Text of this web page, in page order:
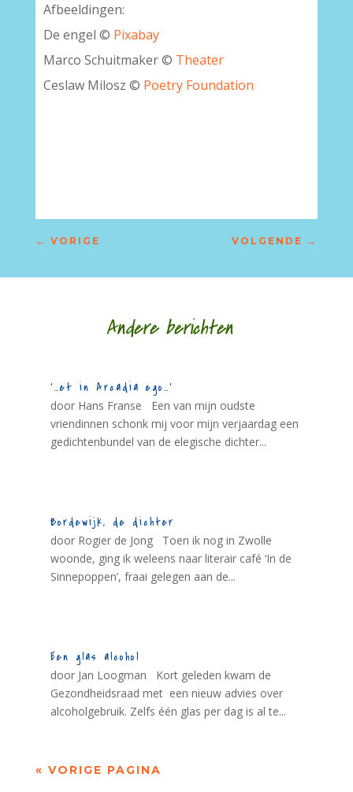
Afbeeldingen:
De engel © Pixabay
Marco Schuitmaker © Theater
Ceslaw Milosz © Poetry Foundation
← VORIGE VOLGENDE →
Andere berichten
‘…et in Arcadia ego…’
door Hans Franse Een van mijn oudste
vriendinnen schonk mij voor mijn verjaardag een
gedichtenbundel van de elegische dichter...
Bordewijk, de dichter
door Rogier de Jong Toen ik nog in Zwolle
woonde, ging ik weleens naar literair café ‘In de
Sinnepoppen’, fraai gelegen aan de...
Een glas alcohol
door Jan Loogman Kort geleden kwam de
Gezondheidsraad met een nieuw advies over
alcoholgebruik. Zelfs één glas per dag is al te...
« VORIGE PAGINA